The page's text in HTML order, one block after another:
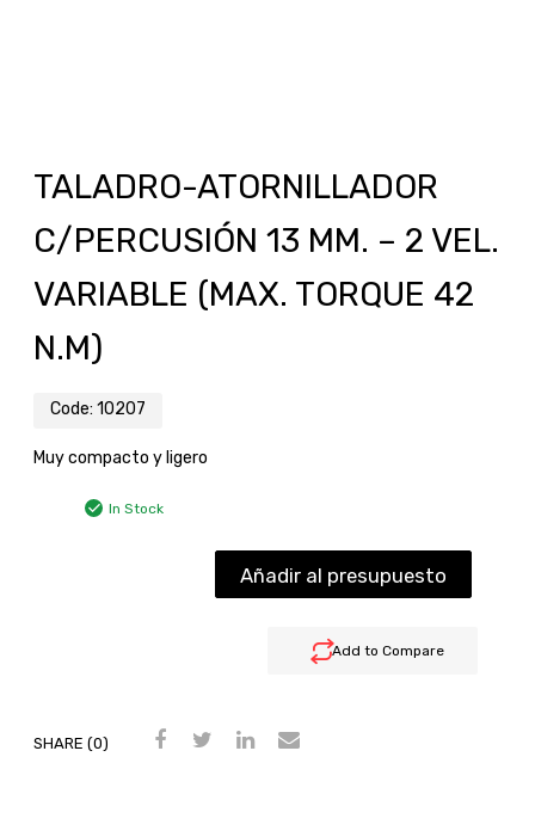
TALADRO-ATORNILLADOR
C/PERCUSIÓN 13 MM. – 2 VEL.
VARIABLE (MAX. TORQUE 42
N.M)
Code: 10207
Muy compacto y ligero
In Stock
Add to Compare
Añadir al presupuesto
SHARE (0)